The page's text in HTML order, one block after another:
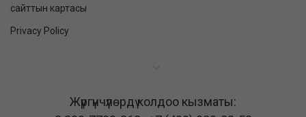
сайттын картасы
Privacy Policy
Жүргүнчүлөрдү колдоо кызматы: